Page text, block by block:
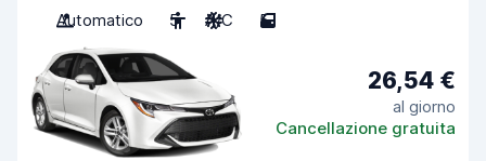
Automatico
5 A/C 5
26,54 €
al giorno
Cancellazione gratuita